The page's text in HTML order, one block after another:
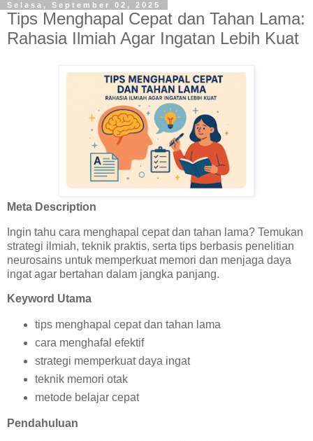
Selasa, September 02, 2025
Tips Menghapal Cepat dan Tahan Lama:
Rahasia Ilmiah Agar Ingatan Lebih Kuat
Meta Description
Ingin tahu cara menghapal cepat dan tahan lama? Temukan
strategi ilmiah, teknik praktis, serta tips berbasis penelitian
neurosains untuk memperkuat memori dan menjaga daya
ingat agar bertahan dalam jangka panjang.
Keyword Utama
tips menghapal cepat dan tahan lama
cara menghafal efektif
strategi memperkuat daya ingat
teknik memori otak
metode belajar cepat
Pendahuluan